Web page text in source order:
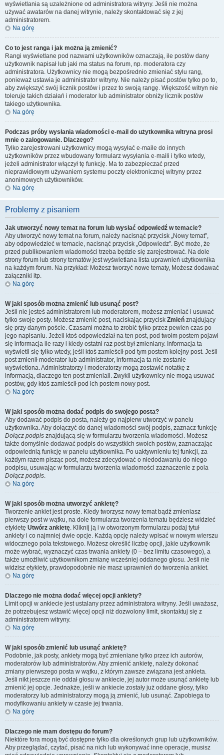
wyświetlania są uzależnione od administratora witryny. Jeśli nie można
używać awatarów na danej witrynie, należy skontaktować się z jej
administratorem.
Na górę
Co to jest ranga i jak można ją zmienić?
Rangi wyświetlane pod nazwami użytkowników oznaczają, ile postów dany
użytkownik napisał lub jaki ma status na forum, np. moderatora czy
administratora. Użytkownicy nie mogą bezpośrednio zmieniać stylu rang,
ponieważ ustawia je administrator witryny. Nie należy pisać postów tylko po to,
aby zwiększyć swój licznik postów i przez to swoją rangę. Większość witryn nie
toleruje takich działań i moderator lub administrator obniży licznik postów
takiego użytkownika.
Na górę
Podczas próby wysłania wiadomości e-mail do użytkownika witryna prosi
mnie o zalogowanie. Dlaczego?
Tylko zarejestrowani użytkownicy mogą wysyłać e-maile do innych
użytkowników przez wbudowany formularz wysyłania e-maili i tylko wtedy,
jeżeli administrator włączył tę funkcję. Ma to zabezpieczać przed
nieprawidłowym używaniem systemu poczty elektronicznej witryny przez
anonimowych użytkowników.
Na górę
Problemy z pisaniem
Jak utworzyć nowy temat na forum lub wysłać odpowiedź w temacie?
Aby utworzyć nowy temat na forum, należy nacisnąć przycisk „Nowy temat”,
aby odpowiedzieć w temacie, nacisnąć przycisk „Odpowiedz”. Być może, że
przed publikowaniem wiadomości trzeba będzie się zarejestrować. Na dole
strony forum lub strony tematów jest wyświetlana lista uprawnień użytkownika
na każdym forum. Na przykład: Możesz tworzyć nowe tematy, Możesz dodawać
załączniki itp.
Na górę
W jaki sposób można zmienić lub usunąć post?
Jeśli nie jesteś administratorem lub moderatorem, możesz zmieniać i usuwać
tylko swoje posty. Możesz zmienić post, naciskając przycisk Zmień znajdujący
się przy danym poście. Czasami można to zrobić tylko przez pewien czas po
jego napisaniu. Jeżeli ktoś odpowiedział na ten post, pod twoim postem pojawi
się informacja ile razy i kiedy ostatni raz post był zmieniany. Informacja ta
wyświetli się tylko wtedy, jeśli ktoś zamieścił pod tym postem kolejny post. Jeśli
post zmienił moderator lub administrator, informacja ta nie zostanie
wyświetlona. Administratorzy i moderatorzy mogą zostawić notatkę z
informacją, dlaczego ten post zmieniali. Zwykli użytkownicy nie mogą usuwać
postów, gdy ktoś zamieścił pod ich postem nowy post.
Na górę
W jaki sposób można dodać podpis do swojego posta?
Aby dodawać podpis do posta, należy go najpierw utworzyć w panelu
użytkownika. Aby dołączyć do danej wiadomości swój podpis, zaznacz funkcję
Dołącz podpis znajdującą się w formularzu tworzenia wiadomości. Możesz
także domyślnie dodawać podpis do wszystkich swoich postów, zaznaczając
odpowiednią funkcję w panelu użytkownika. Po uaktywnieniu tej funkcji, za
każdym razem pisząc post, możesz zdecydować o niedodawaniu do niego
podpisu, usuwając w formularzu tworzenia wiadomości zaznaczenie z pola
Dołącz podpis.
Na górę
W jaki sposób można utworzyć ankietę?
Tworzenie ankiet jest proste. Kiedy tworzysz nowy temat bądź zmieniasz
pierwszy post w wątku, na dole formularza tworzenia tematu będziesz widzieć
etykietę Utwórz ankietę. Kliknij ją i w otworzonym formularzu podaj tytuł
ankiety i co najmniej dwie opcje. Każdą opcję należy wpisać w nowym wierszu
widocznego pola tekstowego. Możesz określić liczbę opcji, jakie użytkownik
może wybrać, wyznaczyć czas trwania ankiety (0 – bez limitu czasowego), a
także umożliwić użytkownikom zmianę wcześniej oddanego głosu. Jeśli nie
widzisz etykiety, prawdopodobnie nie masz uprawnień do tworzenia ankiet.
Na górę
Dlaczego nie można dodać więcej opcji ankiety?
Limit opcji w ankiecie jest ustalany przez administratora witryny. Jeśli uważasz,
że potrzebujesz wstawić więcej opcji niż dozwolony limit, skontaktuj się z
administratorem witryny.
Na górę
W jaki sposób zmienić lub usunąć ankietę?
Podobnie, jak posty, ankiety mogą być zmieniane tylko przez ich autorów,
moderatorów lub administratorów. Aby zmienić ankietę, należy dokonać
zmiany pierwszego posta w wątku, z którym zawsze związana jest ankieta.
Jeśli nikt jeszcze nie oddał głosu w ankiecie, jej autor może usunąć ankietę lub
zmienić jej opcje. Jednakże, jeśli w ankiecie zostały już oddane głosy, tylko
moderatorzy lub administratorzy mogą ją zmienić, lub usunąć. Zapobiega to
modyfikowaniu ankiety w czasie jej trwania.
Na górę
Dlaczego nie mam dostępu do forum?
Niektóre fora mogą być dostępne tylko dla określonych grup lub użytkowników.
Aby przeglądać, czytać, pisać na nich lub wykonywać inne operacje, musisz